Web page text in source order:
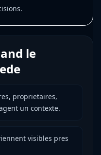
le
proprietaires,
un contexte.
visibles pres